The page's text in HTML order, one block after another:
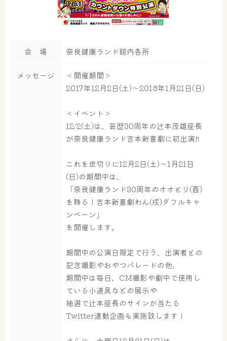
大浴場 サウナ・岩盤浴
会 場 奈良健康ランド館内各所
メッセージ
＜開催期間＞
2017年12月2日(土)～2018年1月21日(日)
＜イベント＞
12/2(土)は、芸歴30周年の辻本茂雄座長
が奈良健康ランド吉本新喜劇に初出演‼
これを皮切りに12月2日(土)～1月21日
(日)の期間中は、
「奈良健康ランド30周年のオオとり(酉)
を飾る！吉本新喜劇わん(戌)ダフルキャ
ンペーン」
を開催します。
期間中の公演日限定で行う、出演者との
記念撮影やおやつパレードの他、
期間中は毎日、CM撮影や劇中で使用し
ている小道具などの展示や
抽選で辻本座長のサインが当たる
Twitter連動企画も実施致します！